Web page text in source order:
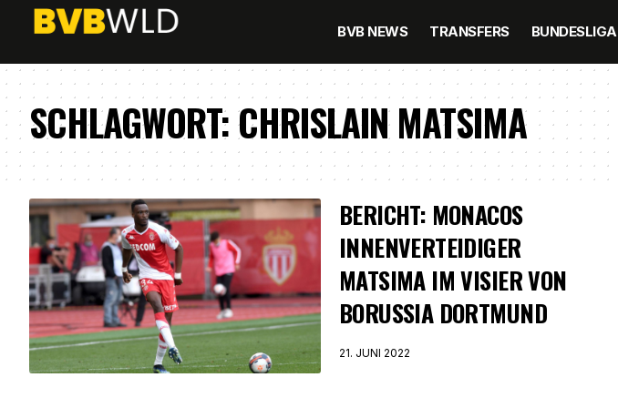
BVB NEWS TRANSFERS BUNDESLIGA
SCHLAGWORT:CHRISLAIN MATSIMA
BERICHT: MONACOS
INNENVERTEIDIGER
MATSIMA IM VISIER VON
BORUSSIA DORTMUND
21. JUNI 2022